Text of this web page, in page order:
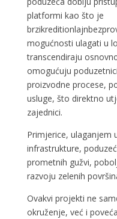
platformi kao što je
mogućnosti ulagati u
transcendiraju
omogućuju
proizvodne procese,
usluge, što direktno
zajednici.
Primjerice, ulaganjem
infrastrukture,
prometnih gužvi,
razvoju zelenih
Ovakvi projekti ne
okruženje, već i